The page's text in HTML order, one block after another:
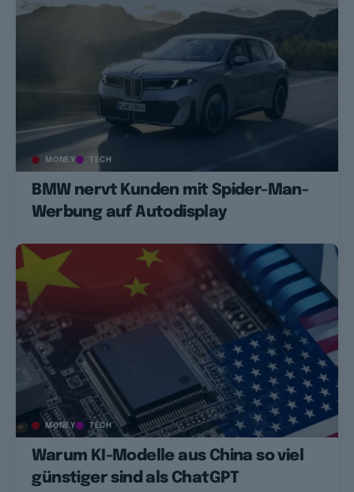
MONEY TECH
BMW nervt Kunden mit Spider-Man-
Werbung auf Autodisplay
MONEY TECH
Warum KI-Modelle aus China so viel
günstiger sind als ChatGPT